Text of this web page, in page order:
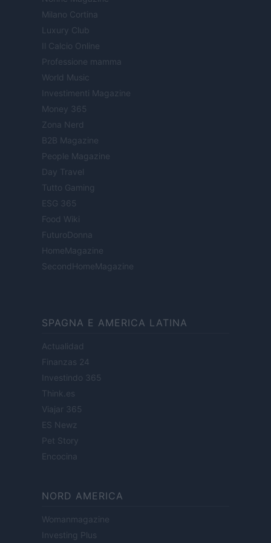
Milano Cortina
Luxury Club
Il Calcio Online
Professione mamma
World Music
Investimenti Magazine
Money 365
Zona Nerd
B2B Magazine
People Magazine
Day Travel
Tutto Gaming
ESG 365
Food Wiki
FuturoDonna
HomeMagazine
SecondHomeMagazine
SPAGNA E AMERICA LATINA
Actualidad
Finanzas 24
Investindo 365
Think.es
Viajar 365
ES Newz
Pet Story
Encocina
NORD AMERICA
Womanmagazine
Investing Plus